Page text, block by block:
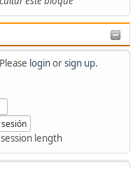
loginorsign up.
length